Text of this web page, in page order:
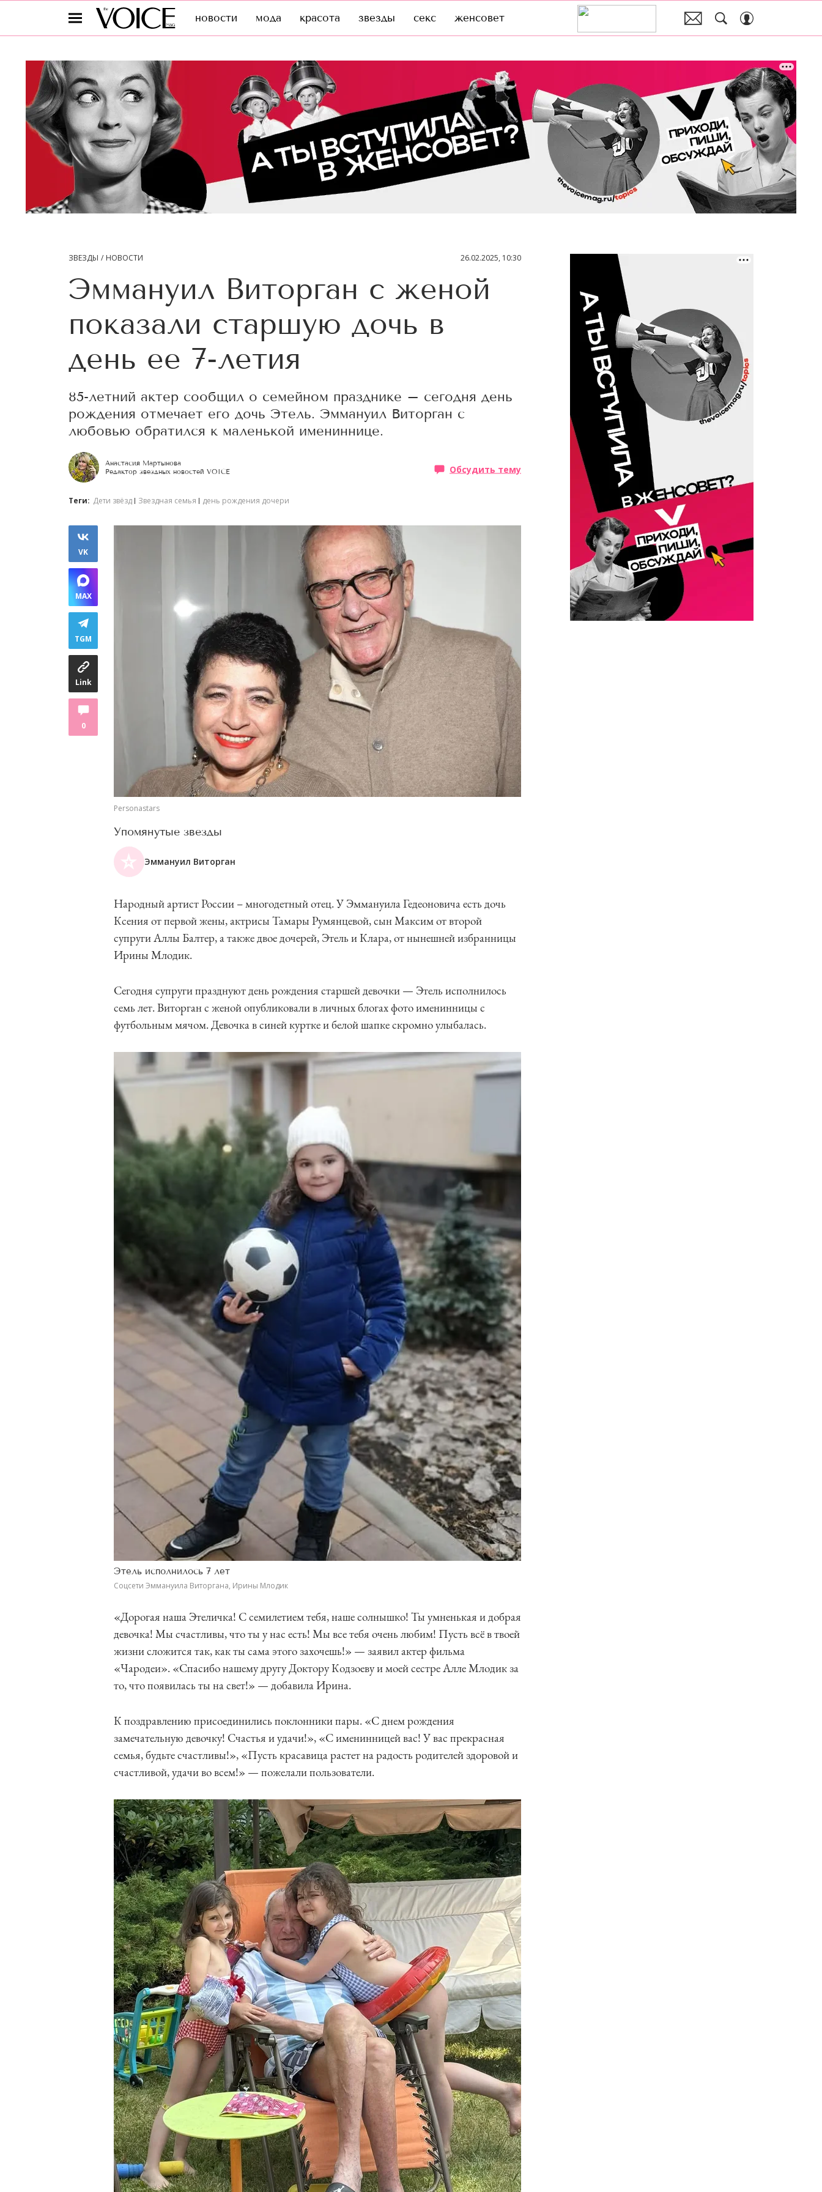
новости мода красота звезды секс женсовет
ЗВЕЗДЫ НОВОСТИ 26.02.2025, 10:30
Эммануил Виторган с женой
показали старшую дочь в
день ее 7-летия
85-летний актер сообщил о семейном празднике – сегодня день
рождения отмечает его дочь Этель. Эммануил Виторган с
любовью обратился к маленькой имениннице.
Анастасия Мартынова
Редактор звездных новостей VOICE
Обсудить тему
Теги: Дети звёзд Звездная семья день рождения дочери
VK
MAX
TGM
Link
0
Personastars
Упомянутые звезды
Эммануил Виторган
Народный артист России – многодетный отец. У Эммануила Гедеоновича есть дочь
Ксения от первой жены, актрисы Тамары Румянцевой, сын Максим от второй
супруги Аллы Балтер, а также двое дочерей, Этель и Клара, от нынешней избранницы
Ирины Млодик.
Сегодня супруги празднуют день рождения старшей девочки — Этель исполнилось
семь лет. Виторган с женой опубликовали в личных блогах фото именинницы с
футбольным мячом. Девочка в синей куртке и белой шапке скромно улыбалась.
Этель исполнилось 7 лет
Соцсети Эммануила Виторгана, Ирины Млодик
«Дорогая наша Этеличка! С семилетием тебя, наше солнышко! Ты умненькая и добрая
девочка! Мы счастливы, что ты у нас есть! Мы все тебя очень любим! Пусть всё в твоей
жизни сложится так, как ты сама этого захочешь!» — заявил актер фильма
«Чародеи». «Спасибо нашему другу Доктору Кодзоеву и моей сестре Алле Млодик за
то, что появилась ты на свет!» — добавила Ирина.
К поздравлению присоединились поклонники пары. «С днем рождения
замечательную девочку! Счастья и удачи!», «С именинницей вас! У вас прекрасная
семья, будьте счастливы!», «Пусть красавица растет на радость родителей здоровой и
счастливой, удачи во всем!» — пожелали пользователи.